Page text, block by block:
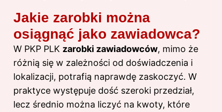
Jakie zarobki można
osiągnąć jako zawiadowca?
W PKP PLK zarobki zawiadowców, mimo że
różnią się w zależności od doświadczenia i
lokalizacji, potrafią naprawdę zaskoczyć. W
praktyce występuje dość szeroki przedział,
lecz średnio można liczyć na kwoty, które